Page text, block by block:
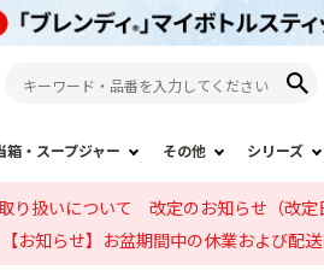
箱・スープジャー その他 シリーズ
り扱いについて 改定のお知らせ（改定
【お知らせ】お盆期間中の休業および配